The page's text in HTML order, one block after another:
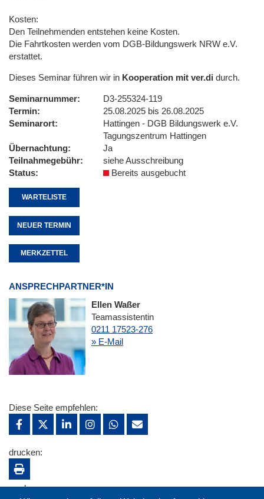
Kosten:
Den Teilnehmenden entstehen keine Kosten.
Die Fahrtkosten werden vom DGB-Bildungswerk NRW e.V.
erstattet.
Dieses Seminar führen wir in Kooperation mit ver.di durch.
Seminarnummer
D3-255324-119
Termin
25.08.2025 bis 26.08.2025
Seminarort
Hattingen - DGB Bildungswerk e.V.
Tagungszentrum Hattingen
Übernachtung
Ja
Teilnahmegebühr
siehe Ausschreibung
Status
Bereits ausgebucht
WARTELISTE
NEUER TERMIN
MERKZETTEL
ANSPRECHPARTNER*IN
Ellen Waßer
Teamassistentin
0211 17523-276
» E-Mail
Diese Seite empfehlen:
drucken:
merken: